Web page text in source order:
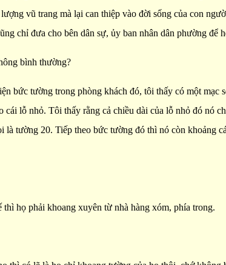
vũ trang mà lại can thiệp vào đời sống của con
chỉ đưa cho bên dân sự, ủy ban nhân dân phường để
bình thường?
bức tường trong phòng khách đó, tôi thấy có một mạc
lỗ nhỏ. Tôi thấy rằng cả chiều dài của lỗ nhỏ đó nó
tường 20. Tiếp theo bức tường đó thì nó còn khoảng
họ phải khoang xuyên từ nhà hàng xóm, phía trong.